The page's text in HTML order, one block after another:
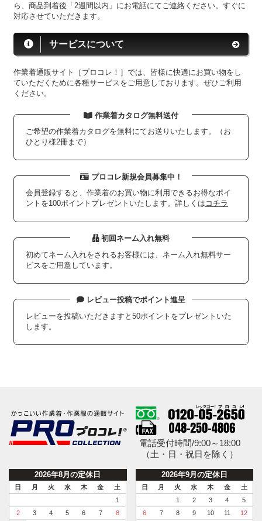
ら、商品到着後「2週間以内」にお電話にてご連絡ください。すぐに
対応させていただきます。
サービスについて
作業着通販サイト［プロコレ！］では、皆様に快適にお買い物をし
ていただくために各種サービスをご用意しております。ぜひご利用
ください。
作業着カタログ無料送付
ご希望の作業着カタログを無料にてお送りいたします。（お
ひとり様2冊まで）
プロコレ新規会員募集中！
会員登録すると、作業着のお買い物に利用できるお得なポイ
ントを100ポイントプレゼントいたします。詳しくは コチラ
初回ネーム入れ無料
初めてネーム入れをされるお客様には、ネーム入れ無料サー
ビスをご用意しています。
レビュー投稿でポイント進呈
レビューを投稿いただきますと50ポイントをプレゼントいた
します。
電話受付時間/9:00～18:00
（土・日・祝日を除く）
2026年8月の定休日
日 月 火 水 木 金
土
1
2
3 4 5 6 7
8
2026年9月の定休日
日 月 火 水 木 金
土
1
2 3 4
5
6
7 8 9 10 11
12